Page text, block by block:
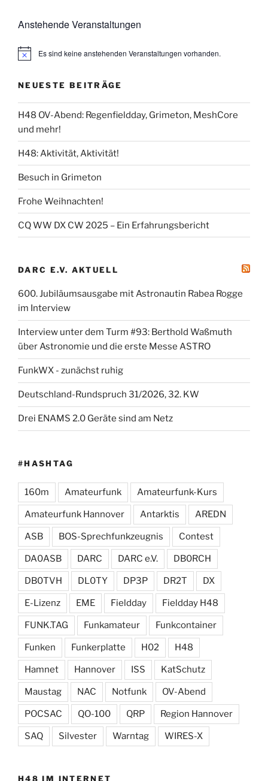
Anstehende Veranstaltungen
Es sind keine anstehenden Veranstaltungen vorhanden.
NEUESTE BEITRÄGE
H48 OV-Abend: Regenfieldday, Grimeton, MeshCore
und mehr!
H48: Aktivität, Aktivität!
Besuch in Grimeton
Frohe Weihnachten!
CQ WW DX CW 2025 – Ein Erfahrungsbericht
DARC E.V. AKTUELL
600. Jubiläumsausgabe mit Astronautin Rabea Rogge
im Interview
Interview unter dem Turm #93: Berthold Waßmuth
über Astronomie und die erste Messe ASTRO
FunkWX - zunächst ruhig
Deutschland-Rundspruch 31/2026, 32. KW
Drei ENAMS 2.0 Geräte sind am Netz
#HASHTAG
160m Amateurfunk Amateurfunk-Kurs
Amateurfunk Hannover Antarktis AREDN
ASB BOS-Sprechfunkzeugnis Contest
DA0ASB DARC DARC e.V. DB0RCH
DB0TVH DL0TY DP3P DR2T DX
E-Lizenz EME Fieldday Fieldday H48
FUNK.TAG Funkamateur Funkcontainer
Funken Funkerplatte H02 H48
Hamnet Hannover ISS KatSchutz
Maustag NAC Notfunk OV-Abend
POCSAC QO-100 QRP Region Hannover
SAQ Silvester Warntag WIRES-X
H48 IM INTERNET